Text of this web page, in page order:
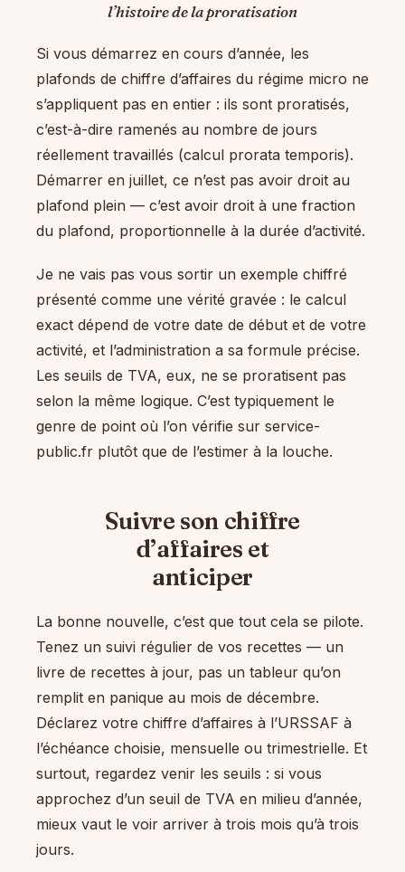
l’histoire de la proratisation
Si vous démarrez en cours d’année, les
plafonds de chiffre d’affaires du régime micro ne
s’appliquent pas en entier : ils sont proratisés,
c’est-à-dire ramenés au nombre de jours
réellement travaillés (calcul prorata temporis).
Démarrer en juillet, ce n’est pas avoir droit au
plafond plein — c’est avoir droit à une fraction
du plafond, proportionnelle à la durée d’activité.
Je ne vais pas vous sortir un exemple chiffré
présenté comme une vérité gravée : le calcul
exact dépend de votre date de début et de votre
activité, et l’administration a sa formule précise.
Les seuils de TVA, eux, ne se proratisent pas
selon la même logique. C’est typiquement le
genre de point où l’on vérifie sur service-
public.fr plutôt que de l’estimer à la louche.
Suivre son chiffre
d’affaires et
anticiper
La bonne nouvelle, c’est que tout cela se pilote.
Tenez un suivi régulier de vos recettes — un
livre de recettes à jour, pas un tableur qu’on
remplit en panique au mois de décembre.
Déclarez votre chiffre d’affaires à l’URSSAF à
l’échéance choisie, mensuelle ou trimestrielle. Et
surtout, regardez venir les seuils : si vous
approchez d’un seuil de TVA en milieu d’année,
mieux vaut le voir arriver à trois mois qu’à trois
jours.